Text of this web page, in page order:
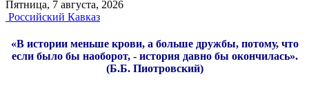
Пятница, 7 августа, 2026
Российский Кавказ
«В истории меньше крови, а больше дружбы, потому, что
если было бы наоборот, - история давно бы окончилась».
(Б.Б. Пиотровский)